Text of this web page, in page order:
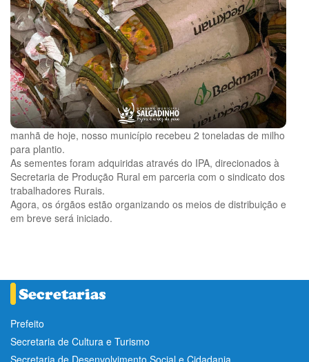
manhã de hoje, nosso município recebeu 2 toneladas de milho
para plantio.
As sementes foram adquiridas através do IPA, direcionados à
Secretaria de Produção Rural em parceria com o sindicato dos
trabalhadores Rurais.
Agora, os órgãos estão organizando os meios de distribuição e
em breve será iniciado.
Prefeito
Secretaria de Cultura e Turismo
Secretaria de Desenvolvimento Social e Cidadania